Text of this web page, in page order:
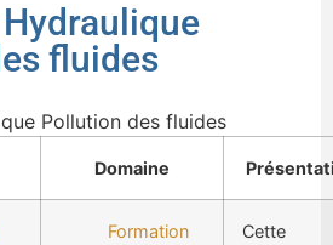
fluides
Pollution des fluides
Domaine
Formation
Cette